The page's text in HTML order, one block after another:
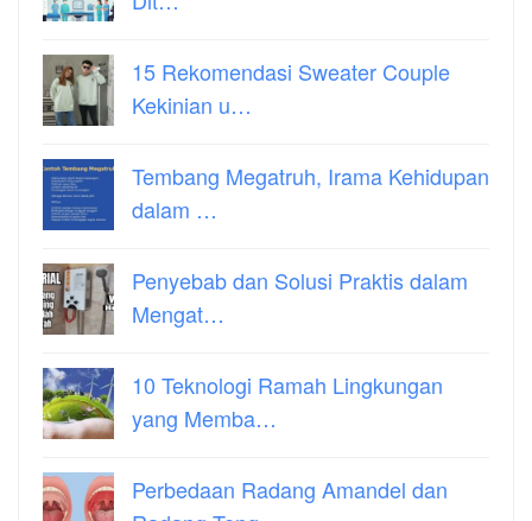
15 Rekomendasi Sweater Couple
Kekinian u…
Tembang Megatruh, Irama Kehidupan
dalam …
Penyebab dan Solusi Praktis dalam
Mengat…
10 Teknologi Ramah Lingkungan
yang Memba…
Perbedaan Radang Amandel dan